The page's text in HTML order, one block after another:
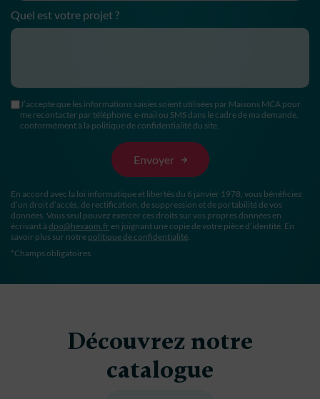
Quel est votre projet ?
J’accepte que les informations saisies soient utilisées par Maisons MCA pour
me recontacter par téléphone, e-mail ou SMS dans le cadre de ma demande,
conformément à la politique de confidentialité du site.
En accord avec la loi informatique et libertés du 6 janvier 1978, vous bénéficiez
d’un droit d’accès, de rectification, de suppression et de portabilité de vos
données. Vous seul pouvez exercer ces droits sur vos propres données en
écrivant à dpo@hexaom.fr en joignant une copie de votre pièce d’identité. En
savoir plus sur notre politique de confidentialité.
*Champs obligatoires
Découvrez notre
catalogue